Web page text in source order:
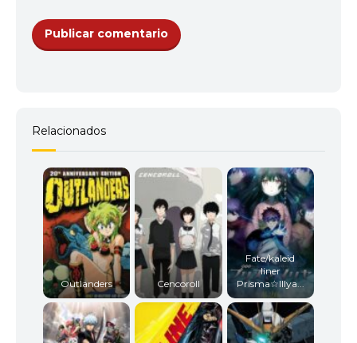
Relacionados
Outlanders Cencoroll
Fate/kaleid
liner
Prisma☆Illya...